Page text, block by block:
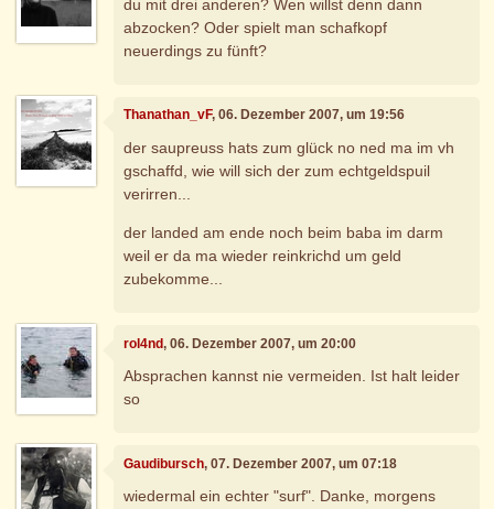
du mit drei anderen? Wen willst denn dann
abzocken? Oder spielt man schafkopf
neuerdings zu fünft?
Thanathan_vF, 06. Dezember 2007, um 19:56
der saupreuss hats zum glück no ned ma im vh
gschaffd, wie will sich der zum echtgeldspuil
verirren...
der landed am ende noch beim baba im darm
weil er da ma wieder reinkrichd um geld
zubekomme...
rol4nd, 06. Dezember 2007, um 20:00
Absprachen kannst nie vermeiden. Ist halt leider
so
Gaudibursch, 07. Dezember 2007, um 07:18
wiedermal ein echter "surf". Danke, morgens